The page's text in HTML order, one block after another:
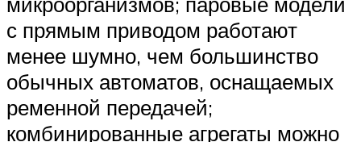
с прямым приводом работают
менее шумно, чем большинство
обычных автоматов, оснащаемых
ременной передачей;
комбинированные агрегаты можно